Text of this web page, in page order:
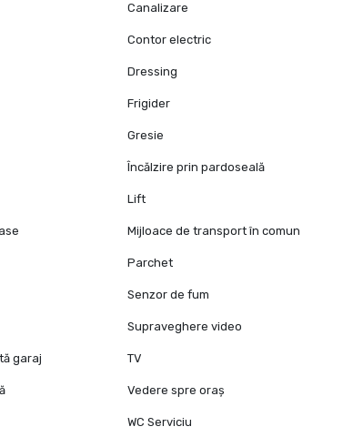
Canalizare
Contor electric
Dressing
Frigider
Gresie
Încălzire prin pardoseală
Lift
Mijloace de transport în comun
Parchet
Senzor de fum
Supraveghere video
garaj TV
Vedere spre oraș
WC Serviciu